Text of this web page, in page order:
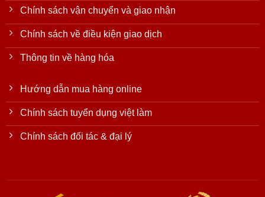
Chính sách vận chuyển và giao nhận
Chính sách về điều kiện giao dịch
Thông tin về hàng hóa
Hướng dẫn mua hàng online
Chính sách tuyển dụng việt làm
Chính sách đối tác & đại lý